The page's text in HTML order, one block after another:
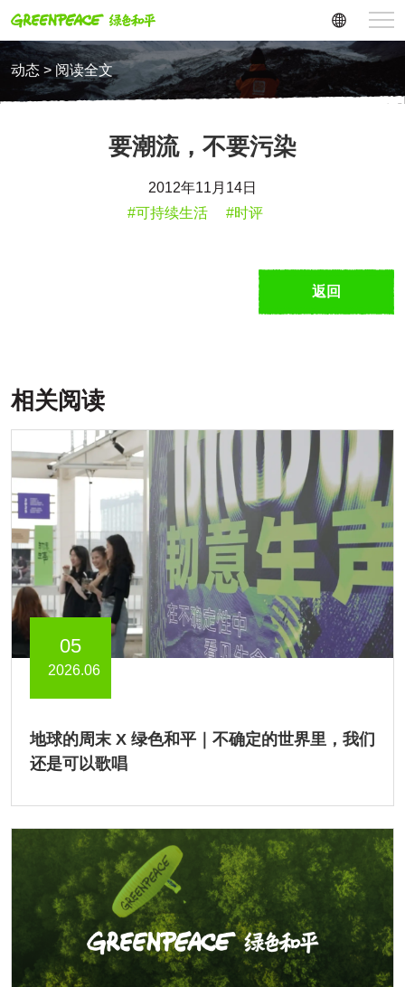
动态 > 阅读全文
要潮流，不要污染
2012年11月14日
#可持续生活
#时评
返回
相关阅读
05
2026.06
地球的周末 X 绿色和平｜不确定的世界里，我们
还是可以歌唱